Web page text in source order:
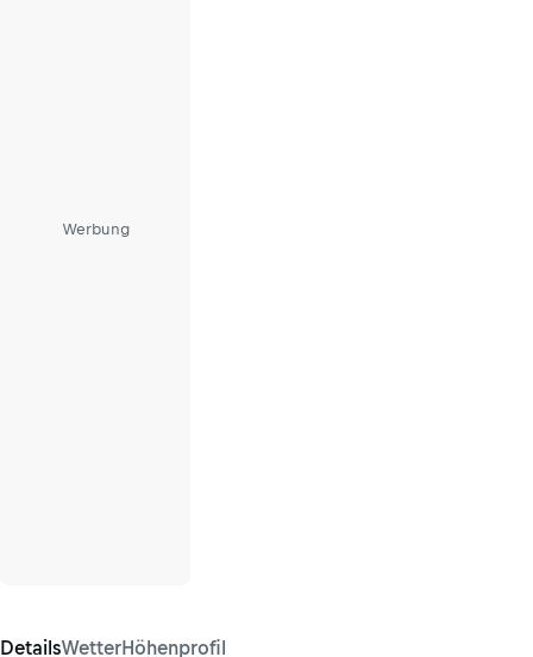
Werbung
DetailsWetterHöhenprofil